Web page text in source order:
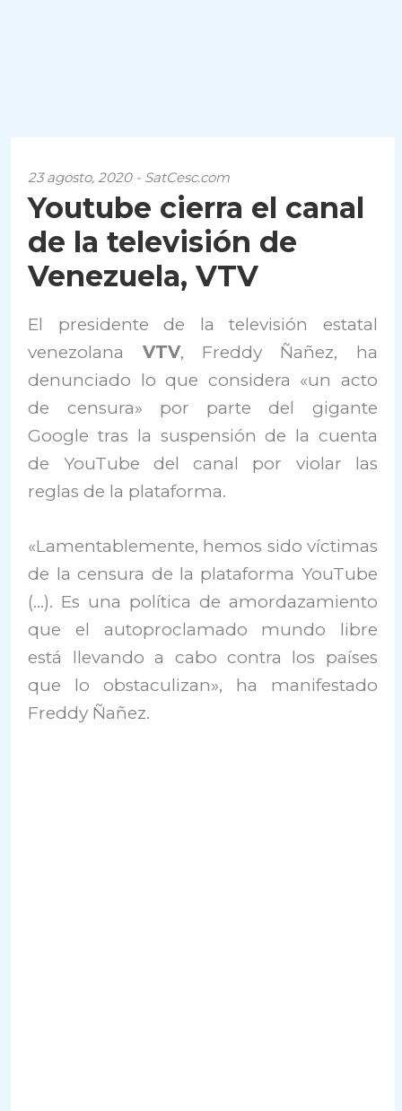
23 agosto, 2020 - SatCesc.com
Youtube cierra el canal
de la televisión de
Venezuela, VTV
El presidente de la televisión estatal
venezolana VTV, Freddy Ñañez, ha
denunciado lo que considera «un acto
de censura» por parte del gigante
Google tras la suspensión de la cuenta
de YouTube del canal por violar las
reglas de la plataforma.
«Lamentablemente, hemos sido víctimas
de la censura de la plataforma YouTube
(…). Es una política de amordazamiento
que el autoproclamado mundo libre
está llevando a cabo contra los países
que lo obstaculizan», ha manifestado
Freddy Ñañez.